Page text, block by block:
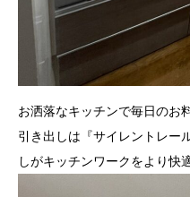
お洒落なキッチンで毎日のお
引き出しは『サイレントレー
しがキッチンワークをより快